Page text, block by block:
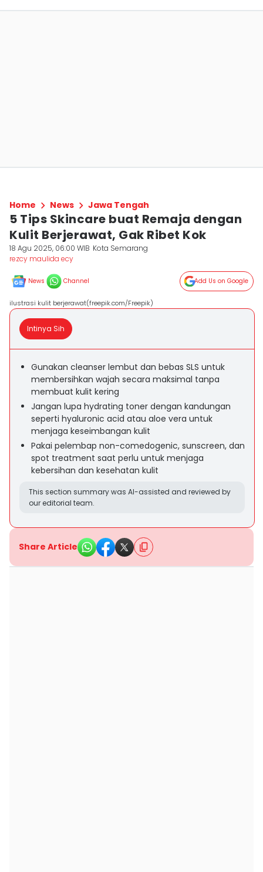
Home News Jawa Tengah
5 Tips Skincare buat Remaja dengan
Kulit Berjerawat, Gak Ribet Kok
18 Agu 2025, 06:00 WIB Kota Semarang
rezcy maulida ecy
News Channel Add Us on Google
ilustrasi kulit berjerawat(freepik.com/Freepik)
Intinya Sih
Gunakan cleanser lembut dan bebas SLS untuk
membersihkan wajah secara maksimal tanpa
membuat kulit kering
Jangan lupa hydrating toner dengan kandungan
seperti hyaluronic acid atau aloe vera untuk
menjaga keseimbangan kulit
Pakai pelembap non-comedogenic, sunscreen, dan
spot treatment saat perlu untuk menjaga
kebersihan dan kesehatan kulit
This section summary was AI-assisted and reviewed by
our editorial team.
Share Article